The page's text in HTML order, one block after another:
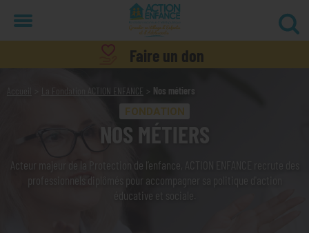
Faire un don
La Fondation ACTION ENFANCE Nos métiers
FONDATION
NOS MÉTIERS
Acteur majeur de la Protection de l’enfance, ACTION ENFANCE recrute des
professionnels diplômés pour accompagner sa politique d'action
éducative et sociale.